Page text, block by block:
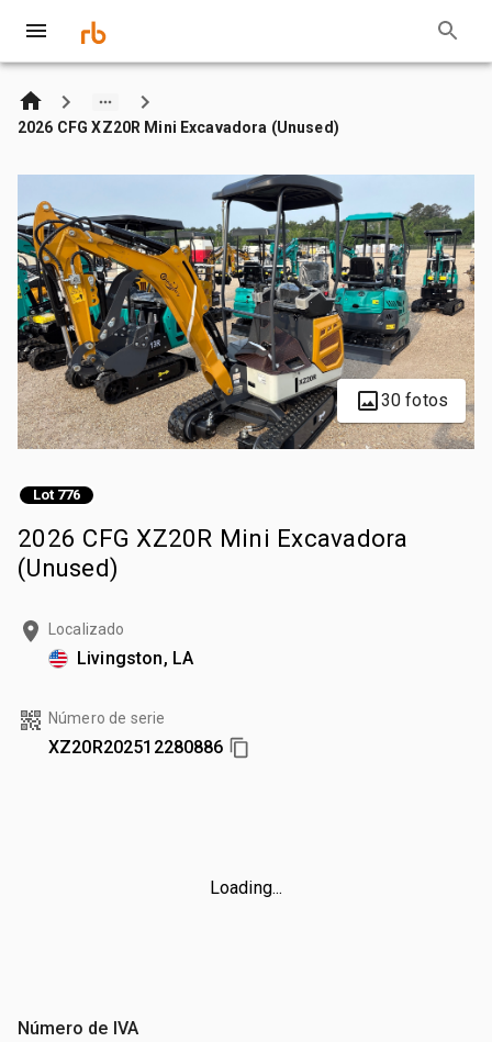
2026 CFG XZ20R Mini Excavadora (Unused)
30 fotos
Lot 776
2026 CFG XZ20R Mini Excavadora
(Unused)
Localizado
Livingston, LA
Número de serie
XZ20R202512280886
Loading...
Número de IVA